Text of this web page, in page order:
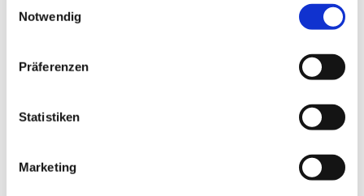
Notwendig
Präferenzen
Statistiken
Marketing